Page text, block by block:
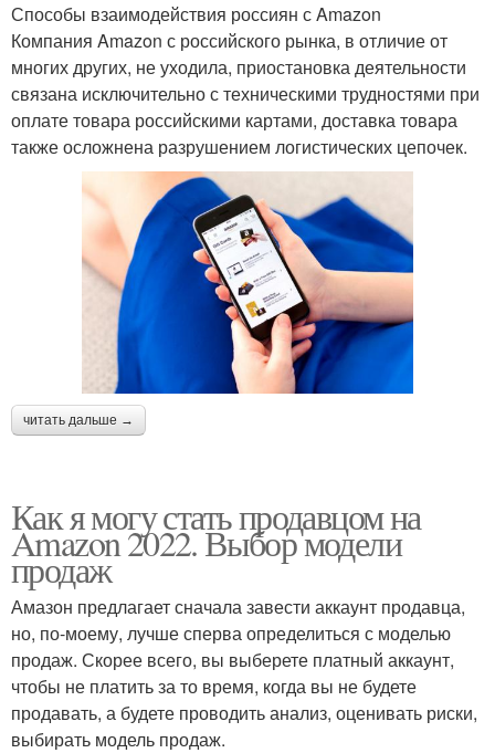
Способы взаимодействия россиян с Amazon
Компания Amazon с российского рынка, в отличие от
многих других, не уходила, приостановка деятельности
связана исключительно с техническими трудностями при
оплате товара российскими картами, доставка товара
также осложнена разрушением логистических цепочек.
читать дальше →
Как я могу стать продавцом на
Amazon 2022. Выбор модели
продаж
Амазон предлагает сначала завести аккаунт продавца,
но, по-моему, лучше сперва определиться с моделью
продаж. Скорее всего, вы выберете платный аккаунт,
чтобы не платить за то время, когда вы не будете
продавать, а будете проводить анализ, оценивать риски,
выбирать модель продаж.